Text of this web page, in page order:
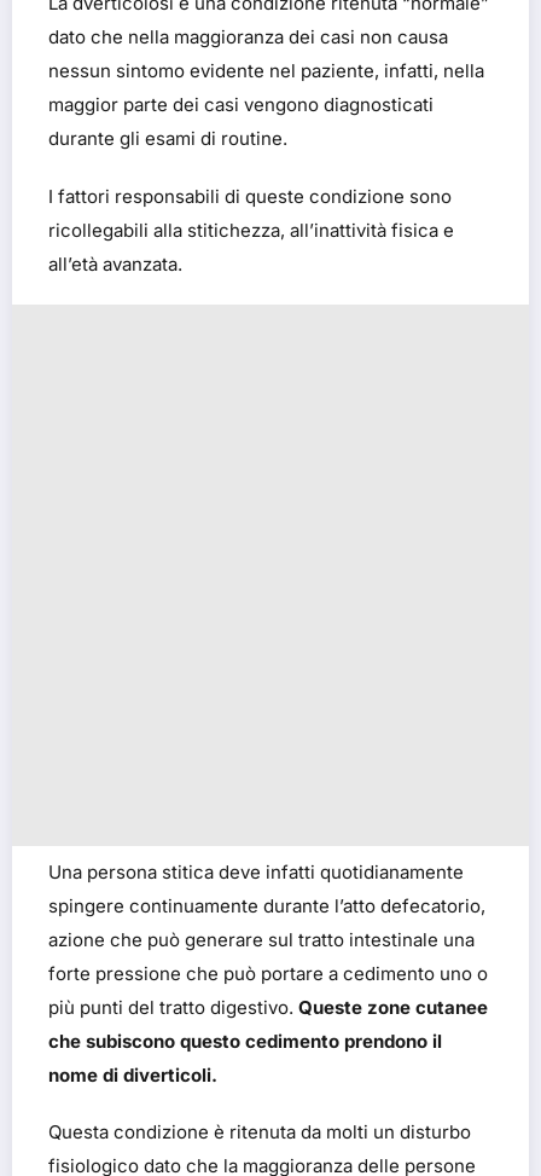
dato che nella maggioranza dei casi non causa
nessun sintomo evidente nel paziente, infatti, nella
maggior parte dei casi vengono diagnosticati
durante gli esami di routine.
I fattori responsabili di queste condizione sono
ricollegabili alla stitichezza, all’inattività fisica e
all’età avanzata.
Una persona stitica deve infatti quotidianamente
spingere continuamente durante l’atto defecatorio,
azione che può generare sul tratto intestinale una
forte pressione che può portare a cedimento uno o
più punti del tratto digestivo. Queste zone cutanee
che subiscono questo cedimento prendono il
nome di diverticoli.
Questa condizione è ritenuta da molti un disturbo
fisiologico dato che la maggioranza delle persone